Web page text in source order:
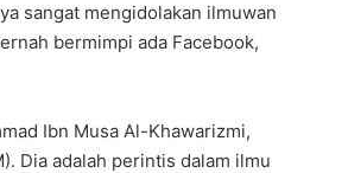
sangat mengidolakan ilmuwan
bermimpi ada Facebook,
Ibn Musa Al-Khawarizmi,
Dia adalah perintis dalam ilmu